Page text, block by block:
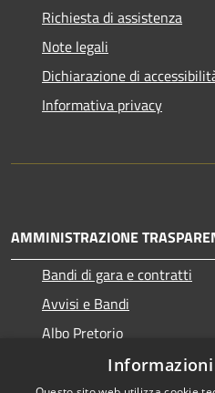
Richiesta di assistenza
Note legali
Dichiarazione di
Informativa privacy
AMMINISTRAZIONE
Bandi di gara e contratti
Avvisi e Bandi
Albo Pretorio